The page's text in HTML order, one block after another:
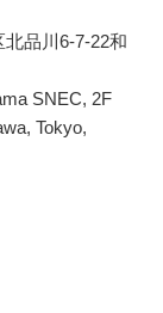
品川6-7-22和
SNEC, 2F
Tokyo,